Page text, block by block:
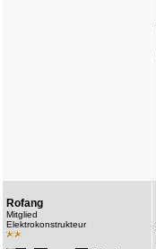
Rofang
Mitglied
Elektrokonstrukteur